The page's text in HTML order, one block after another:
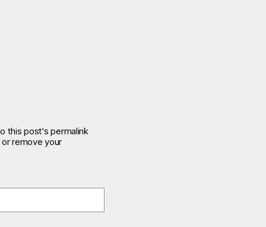
this post's permalink
remove your